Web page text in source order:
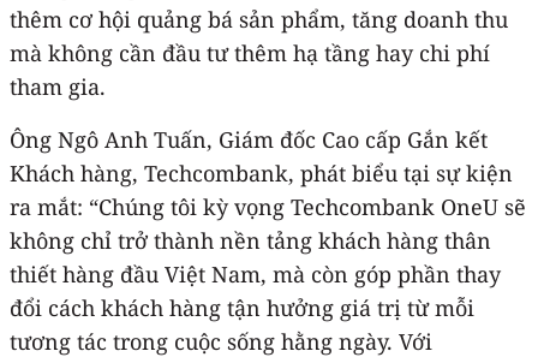
thêm cơ hội quảng bá sản phẩm, tăng doanh thu
mà không cần đầu tư thêm hạ tầng hay chi phí
tham gia.
Ông Ngô Anh Tuấn, Giám đốc Cao cấp Gắn kết
Khách hàng, Techcombank, phát biểu tại sự kiện
ra mắt: “Chúng tôi kỳ vọng Techcombank OneU sẽ
không chỉ trở thành nền tảng khách hàng thân
thiết hàng đầu Việt Nam, mà còn góp phần thay
đổi cách khách hàng tận hưởng giá trị từ mỗi
tương tác trong cuộc sống hằng ngày. Với